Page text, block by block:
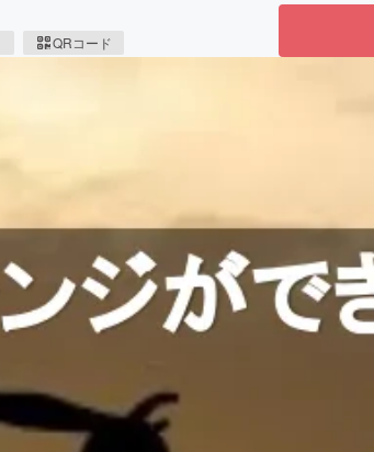
QRコード